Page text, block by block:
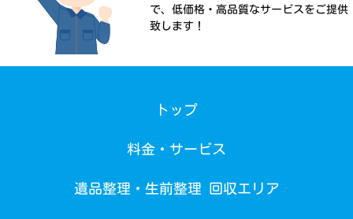
で、低価格・高品質なサービスをご提供
致します！
トップ
料金・サービス
遺品整理・生前整理 回収エリア